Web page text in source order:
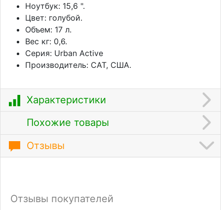
Ноутбук: 15,6 ".
Цвет: голубой.
Объем: 17 л.
Вес кг: 0,6.
Серия: Urban Active
Производитель: CAT, США.
Характеристики
Похожие товары
Отзывы
Отзывы покупателей